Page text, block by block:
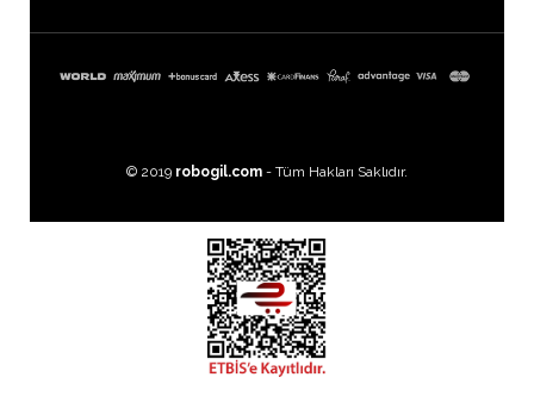
© 2019 robogil.com - Tüm Hakları Saklıdır.